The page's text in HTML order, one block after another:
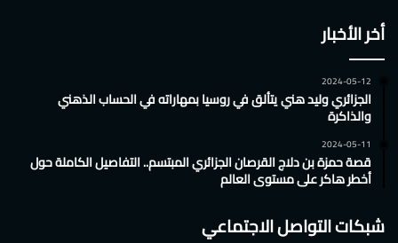
أخر الأخبار
2024-05-12
الجزائري وليد هني يتألق في روسيا بمهاراته في الحساب الذهني
والذاكرة
2024-05-11
قصة حمزة بن دلاج القرصان الجزائري المبتسم.. التفاصيل الكاملة حول
أخطر هاكر على مستوى العالم
شبكات التواصل الاجتماعي